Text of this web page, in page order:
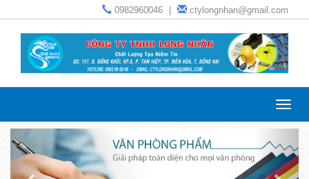
0982960046 ctylongnhan@gmail.com